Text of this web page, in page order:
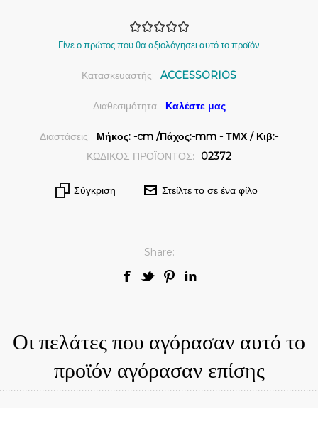
Γίνε ο πρώτος που θα αξιολόγησει αυτό το προϊόν
Κατασκευαστής: ACCESSORIOS
Διαθεσιμότητα: Καλέστε μας
Διαστάσεις:
Μήκος: -cm /Πάχος:-mm - ΤΜΧ / Κιβ:-
ΚΩΔΙΚΟΣ ΠΡΟΪΟΝΤΟΣ:
02372
Σύγκριση Στείλτε το σε ένα φίλο
Share:
Οι πελάτες που αγόρασαν αυτό το
προϊόν αγόρασαν επίσης